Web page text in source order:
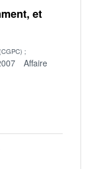
et
Affaire